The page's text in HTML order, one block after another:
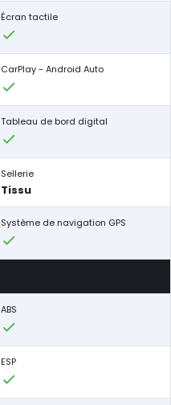
Écran tactile
CarPlay - Android Auto
Tableau de bord digital
Sellerie
Tissu
Système de navigation GPS
ABS
ESP